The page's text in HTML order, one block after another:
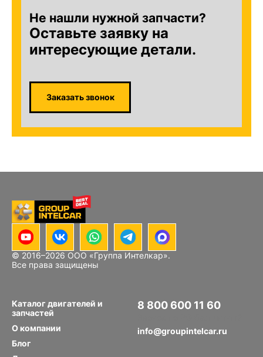
Не нашли нужной запчасти?
Оставьте заявку на
интересующие детали.
Заказать звонок
© 2016–2026 ООО «Группа Интелкар».
Все права защищены
Каталог двигателей и
запчастей
О компании
Блог
8 800 600 11 60
info@groupintelcar.ru